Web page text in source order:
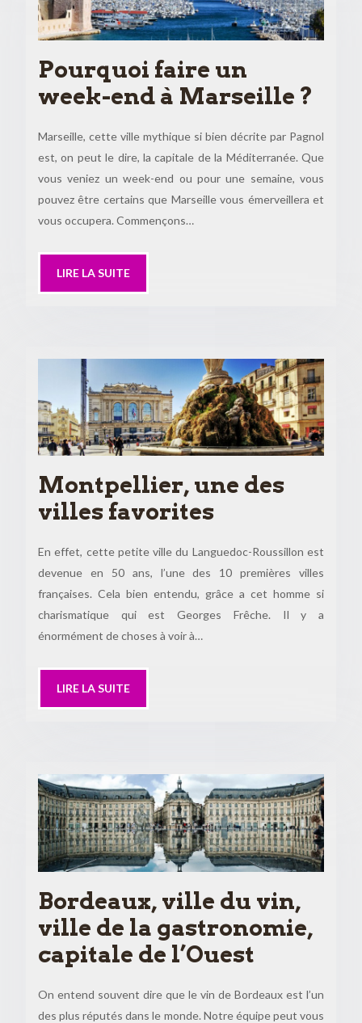
Pourquoi faire un
week-end à Marseille ?
Marseille, cette ville mythique si bien décrite par Pagnol
est, on peut le dire, la capitale de la Méditerranée. Que
vous veniez un week-end ou pour une semaine, vous
pouvez être certains que Marseille vous émerveillera et
vous occupera. Commençons…
LIRE LA SUITE
Montpellier, une des
villes favorites
En effet, cette petite ville du Languedoc-Roussillon est
devenue en 50 ans, l’une des 10 premières villes
françaises. Cela bien entendu, grâce a cet homme si
charismatique qui est Georges Frêche. Il y a
énormément de choses à voir à…
LIRE LA SUITE
Bordeaux, ville du vin,
ville de la gastronomie,
capitale de l’Ouest
On entend souvent dire que le vin de Bordeaux est l’un
des plus réputés dans le monde. Notre équipe peut vous